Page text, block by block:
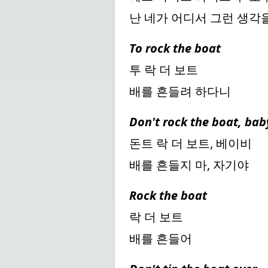
난 네가 어디서 그런 생각
To rock the boat
투 락 더 보트
배를 흔들려 하다니
Don't rock the boat,
돈트 락 더 보트, 베이비
배를 흔들지 마, 자기야
Rock the boat
락 더 보트
배를 흔들어